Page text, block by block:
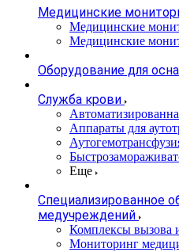
Медицинские
Медицинские
Медицинские
Оборудование для
Служба крови
Аппараты для
Еще
Специализированное
медучреждений
Комплексы вызова
Мониторинг